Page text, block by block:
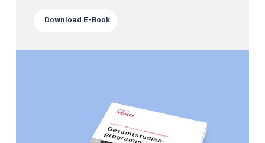
Download E-Book